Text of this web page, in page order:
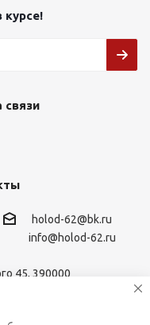
курсе!
связи
holod-62@bk.ru
info@holod-62.ru
45, 390000